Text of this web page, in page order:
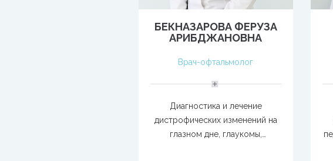
БЕКНАЗАРОВА ФЕРУЗА
АРИБДЖАНОВНА
Врач-офтальмолог
Диагностика и лечение
дистрофических изменений на
глазном дне, глаукомы,